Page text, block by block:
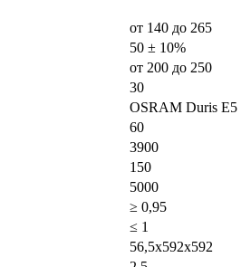
от 140 до 265
50 ± 10%
от 200 до 250
30
OSRAM Duris E5
60
3900
150
5000
≥ 0,95
≤ 1
56,5х592х592